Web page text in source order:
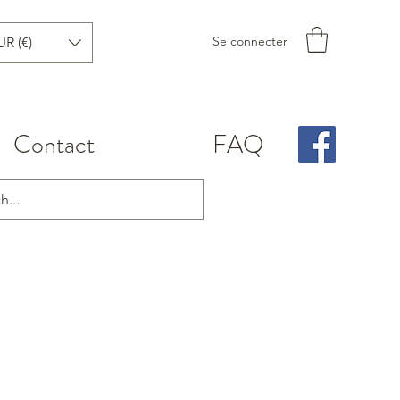
Se connecter
Contact FAQ
(€)